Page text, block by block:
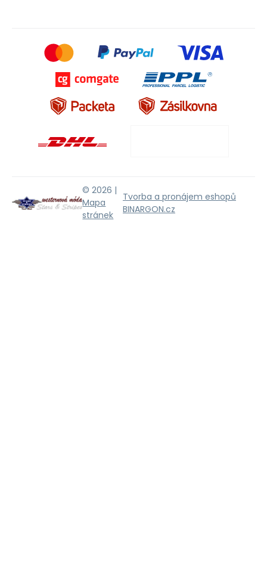
© 2026 |
Mapa
stránek
Tvorba a pronájem eshopů
BINARGON.cz